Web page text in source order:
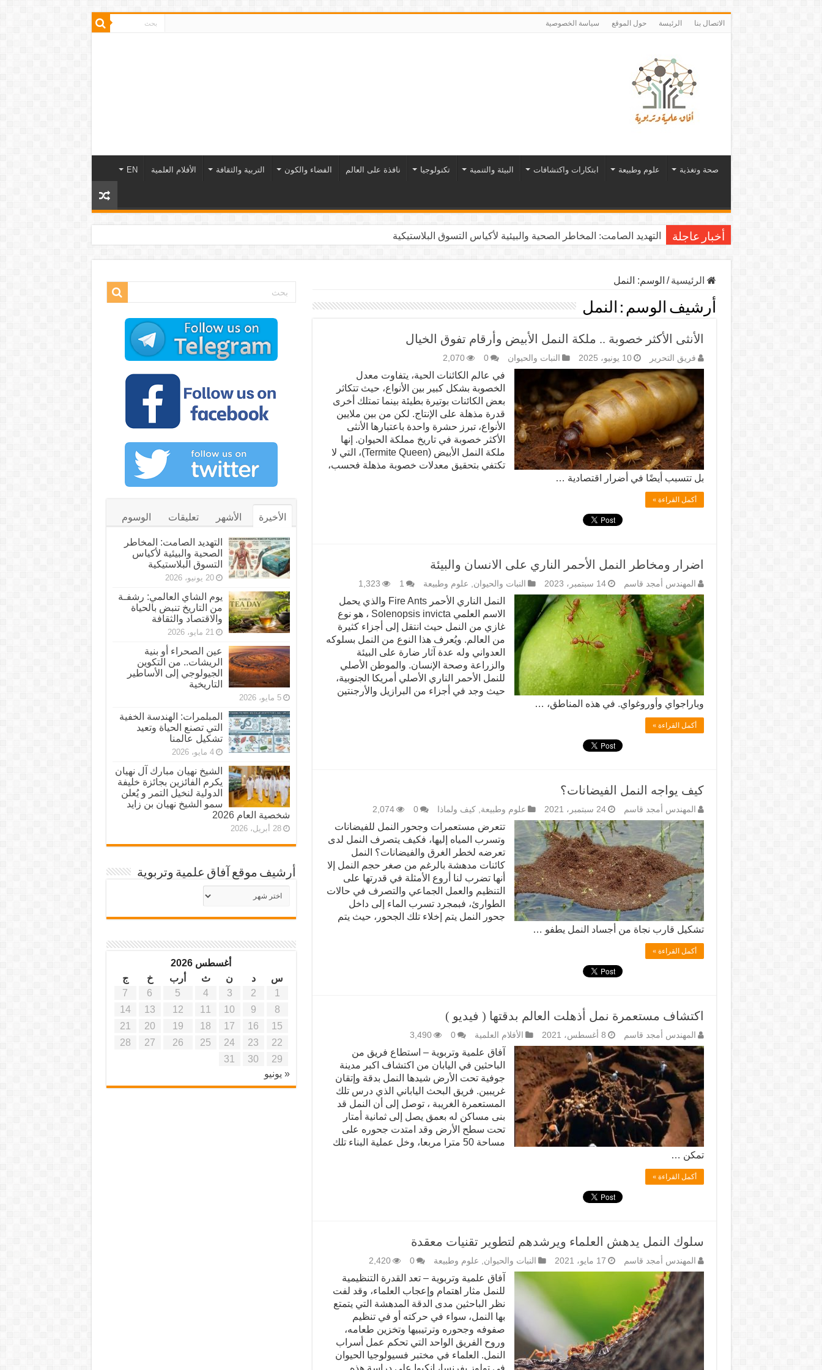
الاتصال بنا الرئيسة حول الموقع سياسة الخصوصية
صحة وتغذية علوم وطبيعة ابتكارات واكتشافات البيئة والتنمية تكنولوجيا نافذة على العالم الفضاء والكون التربية والثقافة الأفلام العلمية EN
أخبار عاجلة التهديد الصامت: المخاطر الصحية والبيئية لأكياس التسوق البلاستيكية
الرئيسية / الوسم: النمل
أرشيف الوسم : النمل
الأنثى الأكثر خصوبة .. ملكة النمل الأبيض وأرقام تفوق الخيال
فريق التحرير 10 يونيو، 2025 النبات والحيوان 0
2,070
في عالم الكائنات الحية، يتفاوت معدل
الخصوبة بشكل كبير بين الأنواع، حيث تتكاثر
بعض الكائنات بوتيرة بطيئة بينما تمتلك أخرى
قدرة مذهلة على الإنتاج. لكن من بين ملايين
الأنواع، تبرز حشرة واحدة باعتبارها الأنثى
الأكثر خصوبة في تاريخ مملكة الحيوان. إنها
ملكة النمل الأبيض (Termite Queen)، التي لا
تكتفي بتحقيق معدلات خصوبة مذهلة فحسب،
بل تتسبب أيضًا في أضرار اقتصادية …
أكمل القراءة »
اضرار ومخاطر النمل الأحمر الناري على الانسان والبيئة
المهندس أمجد قاسم 14 سبتمبر، 2023 النبات والحيوان, علوم وطبيعة 1
1,323
النمل الناري الأحمر Fire Ants والذي يحمل
الاسم العلمي Solenopsis invicta ، هو نوع
غازي من النمل حيث انتقل إلى أجزاء كثيرة
من العالم. ويُعرف هذا النوع من النمل بسلوكه
العدواني وله عدة آثار ضارة على البيئة
والزراعة وصحة الإنسان. والموطن الأصلي
للنمل الأحمر الناري الأصلي أمريكا الجنوبية،
حيث وجد في أجزاء من البرازيل والأرجنتين
وباراجواي وأوروغواي. في هذه المناطق، …
أكمل القراءة »
كيف يواجه النمل الفيضانات؟
المهندس أمجد قاسم 24 سبتمبر، 2021 علوم وطبيعة,كيف ولماذا 0
2,074
تتعرض مستعمرات وجحور النمل للفيضانات
وتسرب المياه إليها، فكيف يتصرف النمل لدى
تعرضه لخطر الغرق والفيضانات؟ النمل
كائنات مدهشة بالرغم من صغر حجم النمل إلا
أنها تضرب لنا أروع الأمثلة في قدرتها على
التنظيم والعمل الجماعي والتصرف في حالات
الطوارئ، فبمجرد تسرب الماء إلى داخل
جحور النمل يتم إخلاء تلك الجحور، حيث يتم
تشكيل قارب نجاة من أجساد النمل يطفو …
أكمل القراءة »
اكتشاف مستعمرة نمل أذهلت العالم بدقتها ( فيديو )
المهندس أمجد قاسم 8 أغسطس، 2021 الأفلام العلمية 0
3,490
آفاق علمية وتربوية – استطاع فريق من
الباحثين في اليابان من اكتشاف اكبر مدينة
جوفية تحت الأرض شيدها النمل بدقة وإتقان
غريبين. فريق البحث الياباني الذي درس تلك
المستعمرة الغريبة ، توصل إلى أن النمل قد
بنى مساكن له بعمق يصل إلى ثمانية أمتار
تحت سطح الأرض وقد امتدت جحوره على
مساحة 50 مترا مربعا، وخل عملية البناء تلك
تمكن …
أكمل القراءة »
سلوك النمل يدهش العلماء ويرشدهم لتطوير تقنيات معقدة
المهندس أمجد قاسم 17 مايو، 2021 النبات والحيوان, علوم وطبيعة 0
2,420
آفاق علمية وتربوية – تعد القدرة التنظيمية
للنمل مثار اهتمام وإعجاب العلماء، وقد لفت
نظر الباحثين مدى الدقة المدهشة التي يتمتع
بها النمل، سواء في حركته أو في تنظيم
صفوفه وجحوره وترتيبيها وتخزين طعامه،
وروح الفريق الواحد التي تحكم عمل أسراب
النمل. العلماء في مختبر فسيولوجيا الحيوان
في تولوز بفرنسا، انكبوا على دراسة هذه
الأخيرة الأشهر تعليقات الوسوم
التهديد الصامت: المخاطر
الصحية والبيئية لأكياس
التسوق البلاستيكية
20 يونيو، 2026
يوم الشاي العالمي: رشفـة
من التاريخ تنبض بالحياة
والاقتصاد والثقافة
21 مايو، 2026
عين الصحراء أو بنية
الريشات.. من التكوين
الجيولوجي إلى الأساطير
التاريخية
5 مايو، 2026
المبلمرات: الهندسة الخفية
التي تصنع الحياة وتعيد
تشكيل عالمنا
4 مايو، 2026
الشيخ نهيان مبارك آل نهيان
يكرم الفائزين بجائزة خليفة
الدولية لنخيل التمر و يُعلن
سمو الشيخ نهيان بن زايد
شخصية العام 2026
28 أبريل، 2026
أرشيف موقع آفاق علمية وتربوية
أرشيف
موقع
أغسطس 2026
س
د ن ث أرب خ
ج
1
2
3
4
5
6
7
8
9
10
11
12
13
14
15
16
17
18
19
20
21
22
23
24
25
26
27
28
29
30
31
« يونيو